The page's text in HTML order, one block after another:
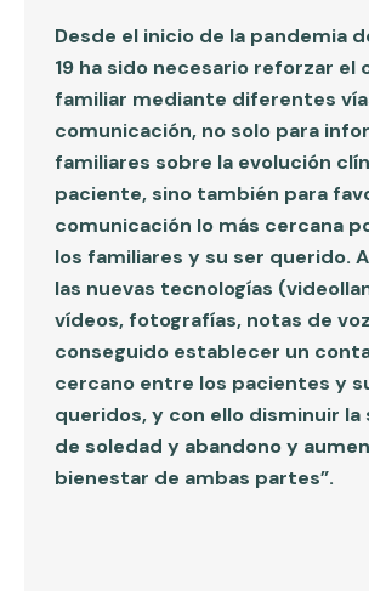
Desde el inicio de la pandemia
19 ha sido necesario reforzar el
familiar mediante diferentes
comunicación, no solo para
familiares sobre la evolución
paciente, sino también para
comunicación lo más cercana
los familiares y su ser querido.
las nuevas tecnologías
vídeos, fotografías, notas de
conseguido establecer un
cercano entre los pacientes y
queridos, y con ello disminuir la
de soledad y abandono y
bienestar de ambas partes”.